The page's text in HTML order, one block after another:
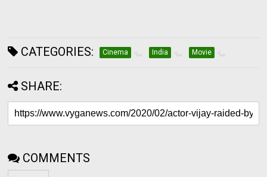
CATEGORIES: Cinema India Movie
SHARE:
COMMENTS